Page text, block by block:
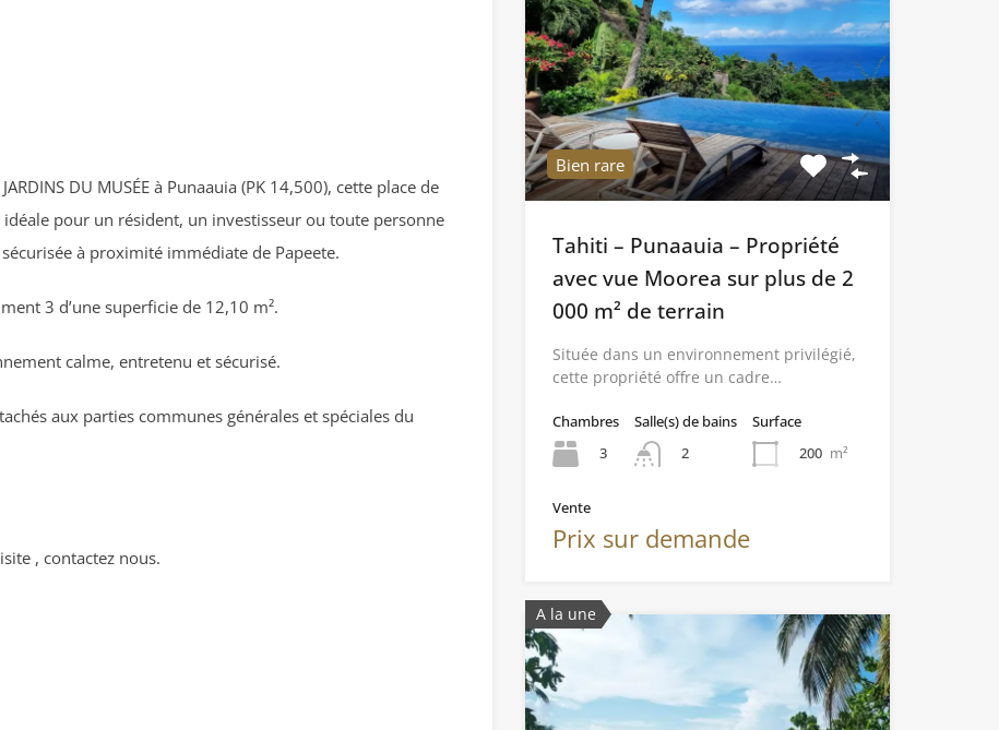
DU MUSÉE à Punaauia (PK 14,500), cette place de
pour un résident, un investisseur ou toute personne
à proximité immédiate de Papeete.
3 d’une superficie de 12,10 m².
calme, entretenu et sécurisé.
aux parties communes générales et spéciales du
, contactez nous.
Bien rare
Tahiti – Punaauia – Propriété
avec vue Moorea sur plus de 2
000 m² de terrain
Située dans un environnement privilégié,
cette propriété offre un cadre…
Chambres
3
Salle(s) de bains
2
Surface
200 m²
Vente
Prix sur demande
A la une